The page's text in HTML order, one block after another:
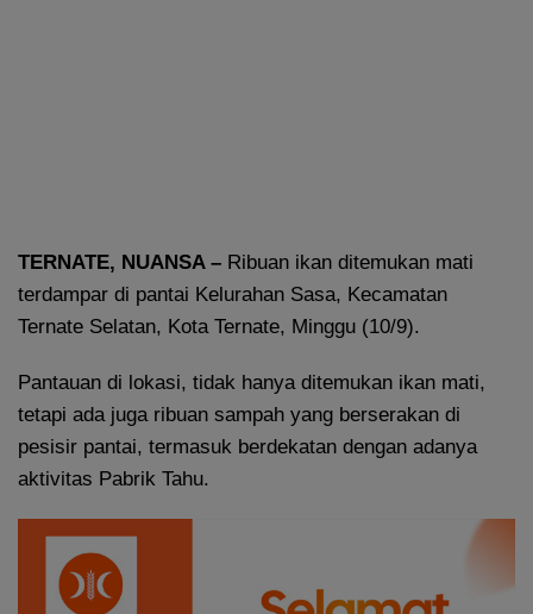
TERNATE, NUANSA – Ribuan ikan ditemukan mati
terdampar di pantai Kelurahan Sasa, Kecamatan
Ternate Selatan, Kota Ternate, Minggu (10/9).
Pantauan di lokasi, tidak hanya ditemukan ikan mati,
tetapi ada juga ribuan sampah yang berserakan di
pesisir pantai, termasuk berdekatan dengan adanya
aktivitas Pabrik Tahu.